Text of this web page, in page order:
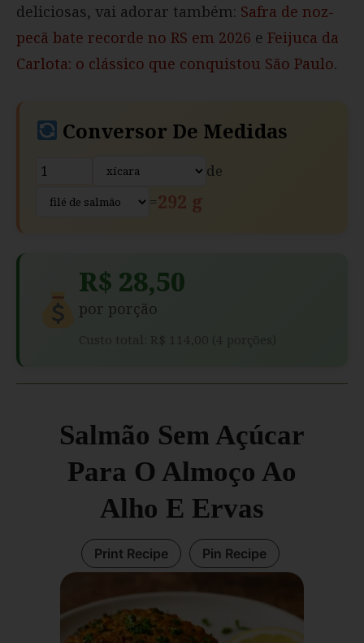
deliciosas, vai adorar também: Safra de noz-
pecã bate recorde no RS em 2026 e Feijuca da
Carlota: o clássico que conquistou São Paulo.
Conversor De Medidas
de
=292 g
R$ 28,50
por porção
Custo total: R$ 114,00 (4 porções)
Salmão Sem Açúcar
Para O Almoço Ao
Alho E Ervas
Print Recipe Pin Recipe